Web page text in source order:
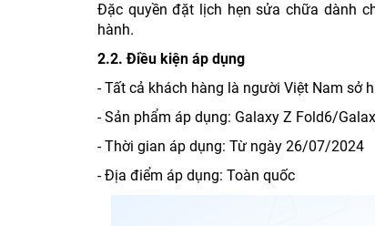
Đặc quyền đặt lịch hẹn sửa chữa dành
hành.
2.2. Điều kiện áp dụng
- Tất cả khách hàng là người Việt Nam sở
- Sản phẩm áp dụng: Galaxy Z Fold6/
- Thời gian áp dụng: Từ ngày 26/07/2024
- Địa điểm áp dụng: Toàn quốc